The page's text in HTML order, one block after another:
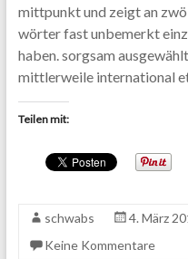
mittpunkt und zeigt an
wörter fast unbemerkt
haben. sorgsam
mittlerweile international
Teilen mit:
schwabs 4. März
Keine Kommentare